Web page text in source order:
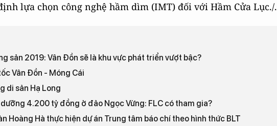
lựa chọn công nghệ hầm dìm (IMT) đối với Hầm Cửa Lục./.
sản 2019: Vân Đồn sẽ là khu vực phát triển vượt bậc?
Vân Đồn - Móng Cái
di sản Hạ Long
4.200 tỷ đồng ở đảo Ngọc Vừng: FLC có tham gia?
Hoàng Hà thực hiện dự án Trung tâm báo chí theo hình thức BLT